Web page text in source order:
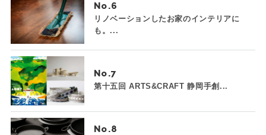
No.
リノベーションしたお家のインテリアに
も。...
No.
第十五回 ARTS&CRAFT 静岡手創...
No.